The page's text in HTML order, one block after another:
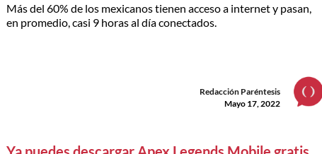
Más del 60% de los mexicanos tienen acceso a internet y pasan,
en promedio, casi 9 horas al día conectados.
Redacción Paréntesis
Mayo 17, 2022